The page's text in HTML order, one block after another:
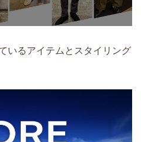
いるアイテムとスタイリング